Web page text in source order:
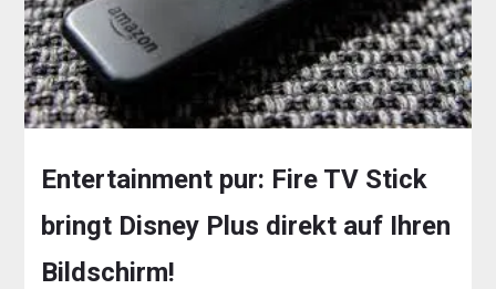
Entertainment pur: Fire TV Stick
bringt Disney Plus direkt auf Ihren
Bildschirm!